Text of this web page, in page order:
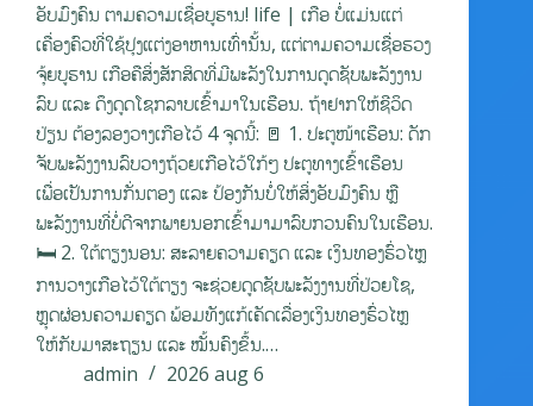
ອັບມົງຄົນ ຕາມຄວາມເຊື່ອບູຮານ! life | ເກືອ ບໍ່ແມ່ນແຕ່
ເຄື່ອງຄົວທີ່ໃຊ້ປຸງແຕ່ງອາຫານເທົ່ານັ້ນ, ແຕ່ຕາມຄວາມເຊື່ອຮວງ
ຈຸ້ຍບູຮານ ເກືອຄືສິ່ງສັກສິດທີ່ມີພະລັງໃນການດູດຊັບພະລັງງານ
ລົບ ແລະ ດຶງດູດໂຊກລາບເຂົ້າມາໃນເຮືອນ. ຖ້າຢາກໃຫ້ຊີວິດ
ປ່ຽນ ຕ້ອງລອງວາງເກືອໄວ້ 4 ຈຸດນີ້: 🚪 1. ປະຕູໜ້າເຮືອນ: ດັກ
ຈັບພະລັງງານລົບວາງຖ້ວຍເກືອໄວ້ໃກ້ໆ ປະຕູທາງເຂົ້າເຮືອນ
ເພື່ອເປັນການກັ່ນຕອງ ແລະ ປ້ອງກັນບໍ່ໃຫ້ສິ່ງອັບມົງຄົນ ຫຼື
ພະລັງງານທີ່ບໍ່ດີຈາກພາຍນອກເຂົ້າມາມາລົບກວນຄົນໃນເຮືອນ.
🛏️ 2. ໃຕ້ຕຽງນອນ: ສະລາຍຄວາມຄຽດ ແລະ ເງິນທອງຮົ່ວໄຫຼ
ການວາງເກືອໄວ້ໃຕ້ຕຽງ ຈະຊ່ວຍດູດຊັບພະລັງງານທີ່ປ່ວຍໂຊ,
ຫຼຸດຜ່ອນຄວາມຄຽດ ພ້ອມທັງແກ້ເຄັດເລື່ອງເງິນທອງຮົ່ວໄຫຼ
ໃຫ້ກັບມາສະຖຽນ ແລະ ໝັ້ນຄົງຂຶ້ນ.…
admin
2026 aug 6